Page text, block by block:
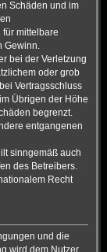
Schäden und im
mittelbare
Gewinn.
bei der Verletzung
oder grob
Vertragsschluss
Übrigen der Höhe
begrenzt.
entgangenen
sinngemäß auch
des Betreibers.
Recht
und die
wird dem Nutzer